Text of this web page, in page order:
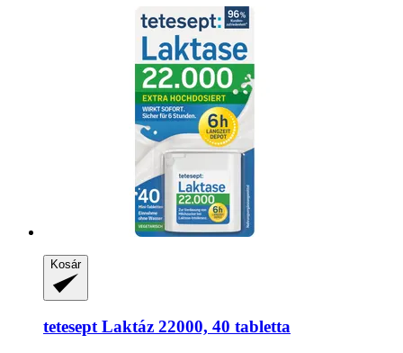
Kosár
teteseptLaktáz 22000, 40 tabletta